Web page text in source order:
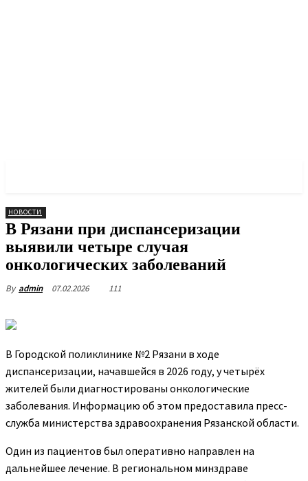
НОВОСТИ
В Рязани при диспансеризации
выявили четыре случая
онкологических заболеваний
By admin 07.02.2026 111
В Городской поликлинике №2 Рязани в ходе
диспансеризации, начавшейся в 2026 году, у четырёх
жителей были диагностированы онкологические
заболевания. Информацию об этом предоставила пресс-
служба министерства здравоохранения Рязанской области.
Один из пациентов был оперативно направлен на
дальнейшее лечение. В региональном минздраве